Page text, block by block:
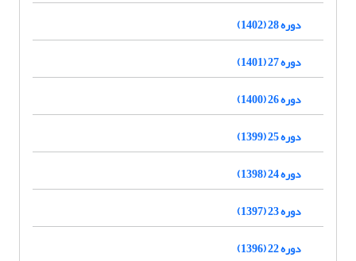
دوره 28 (1402)
دوره 27 (1401)
دوره 26 (1400)
دوره 25 (1399)
دوره 24 (1398)
دوره 23 (1397)
دوره 22 (1396)